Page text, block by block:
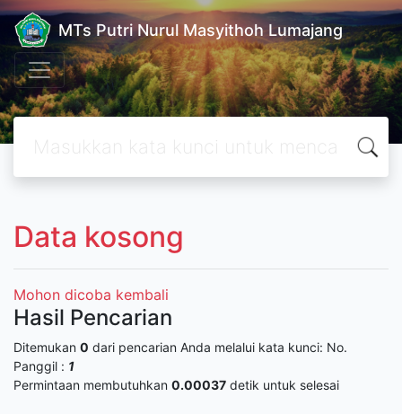
MTs Putri Nurul Masyithoh Lumajang
Data kosong
Mohon dicoba kembali
Hasil Pencarian
Ditemukan 0 dari pencarian Anda melalui kata kunci: No.
Panggil : 1
Permintaan membutuhkan 0.00037 detik untuk selesai